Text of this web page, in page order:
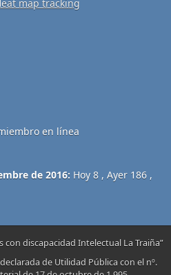
en línea
de 2016: Hoy 8 , Ayer 186 ,
con discapacidad Intelectual La Traiña”
de Utilidad Pública con el nº.